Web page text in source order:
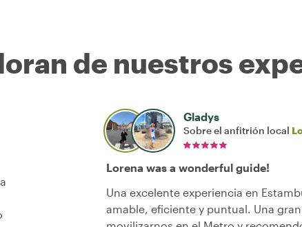
de nuestros
Gladys
Sobre el anfitrión local
Lorena was a wonderful guide!
Una excelente experiencia en
amable, eficiente y puntual. Una